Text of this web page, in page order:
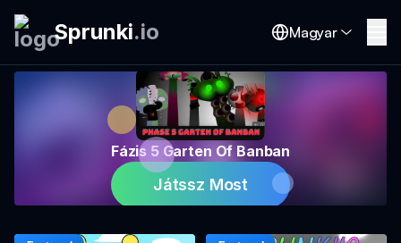
Sprunki.io Magyar
Fázis 5 Garten Of Banban
Játssz Most